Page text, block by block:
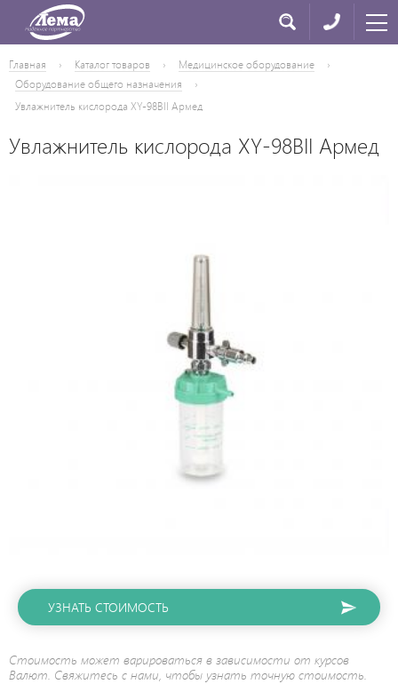
Главная › Каталог товаров › Медицинское оборудование
›
Оборудование общего назначения
›
Увлажнитель кислорода XY-98BII Армед
Увлажнитель кислорода XY-98BII Армед
УЗНАТЬ СТОИМОСТЬ
Стоимость может варироваться в зависимости от курсов
Валют. Свяжитесь с нами, чтобы узнать точную стоимость.